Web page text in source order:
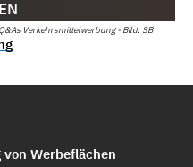
Q&As Verkehrsmittelwerbung - Bild: SB
Werbeflächen